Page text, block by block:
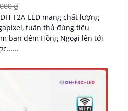
₫
T2A-LED mang chất lượng
tuân thủ đúng tiêu